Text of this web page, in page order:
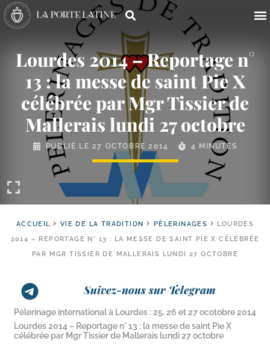
Lourdes 2014 – Reportage n°
13 : la messe de saint Pie X
célébrée par Mgr Tissier de
Mallerais lundi 27 octobre
PUBLIÉ LE 27 OCTOBRE 2014 4 MINUTES
ACCUEIL VIE DE LA TRADITION PÈLERINAGES
LOURDES
2014 – REPORTAGE N° 13 : LA MESSE DE SAINT PIE X CÉLÉBRÉE
PAR MGR TISSIER DE MALLERAIS LUNDI 27 OCTOBRE
Suivez-nous sur Telegram
Pèlerinage international à Lourdes : 25, 26 et 27 ocotobre 2014
Lourdes 2014 – Reportage n° 13 : la messe de saint Pie X
célébrée par Mgr Tissier de Mallerais lundi 27 octobre